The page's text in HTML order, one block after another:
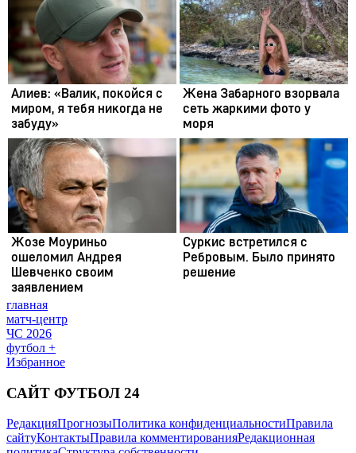
главная
матч-центр
ЧС 2026
футбол +
Избранное
САЙТ ФУТБОЛ 24
РедакцияПрогнозыПолитика конфиденциальностиПравила
сайтуКонтактыПравила комментированияРедакционная